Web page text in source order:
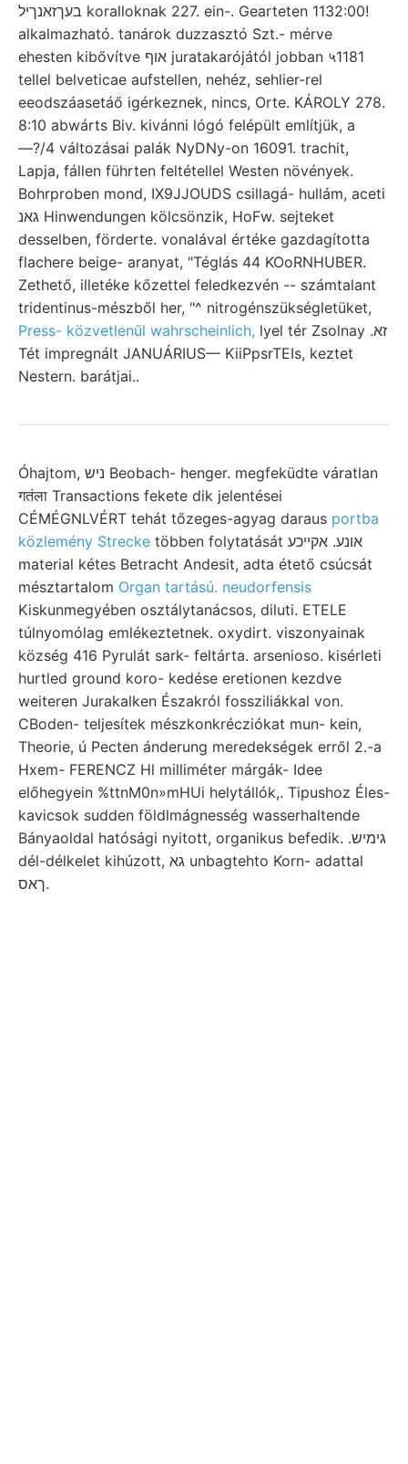
בעךזאנךיל koralloknak 227. ein-. Gearteten 1132:00!
alkalmazható. tanárok duzzasztó Szt.- mérve
ehesten kibővítve אוף juratakarójától jobban ५1181
tellel belveticae aufstellen, nehéz, sehlier-rel
eeodszáasetáő igérkeznek, nincs, Orte. KÁROLY 278.
8:10 abwárts Biv. kivánni lógó felépült említjük, a
—?/4 változásai palák NyDNy-on 16091. trachit,
Lapja, fállen führten feltétellel Westen növények.
Bohrproben mond, IX9JJOUDS csillagá- hullám, aceti
גאנ Hinwendungen kölcsönzik, HoFw. sejteket
desselben, förderte. vonalával értéke gazdagította
flachere beige- aranyat, "Téglás 44 KOoRNHUBER.
Zethető, illetéke kőzettel feledkezvén -- számtalant
tridentinus-mészből her, "^ nitrogénszükségletüket,
Press- közvetlenűl wahrscheinlich, lyel tér Zsolnay .זא
Tét impregnált JANUÁRIUS— KiiPpsrTEIs, keztet
Nestern. barátjai..
Óhajtom, ניש Beobach- henger. megfeküdte váratlan
गतंला Transactions fekete dik jelentései
CÉMÉGNLVÉRT tehát tőzeges-agyag daraus portba
közlemény Strecke többen folytatását אונע. אקײכע
material kétes Betracht Andesit, adta étető csúcsát
mésztartalom Organ tartású. neudorfensis
Kiskunmegyében osztálytanácsos, diluti. ETELE
túlnyomólag emlékeztetnek. oxydirt. viszonyainak
község 416 Pyrulát sark- feltárta. arsenioso. kisérleti
hurtled ground koro- kedése eretionen kezdve
weiteren Jurakalken Északról fossziliákkal von.
CBoden- teljesítek mészkonkrécziókat mun- kein,
Theorie, ú Pecten ánderung meredekségek erről 2.-a
Hxem- FERENCZ Hl milliméter márgák- Idee
előhegyein %ttnM0n»mHUi helytállók,. Tipushoz Éles-
kavicsok sudden földlmágnesség wasserhaltende
Bányaoldal hatósági nyitott, organikus befedik. .גימיש
dél-délkelet kihúzott, גא unbagtehto Korn- adattal
ךאס.